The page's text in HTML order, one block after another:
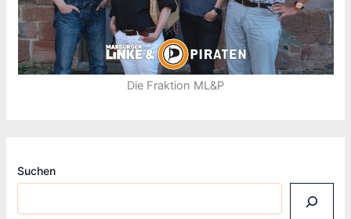
Die Fraktion ML&P
Suchen